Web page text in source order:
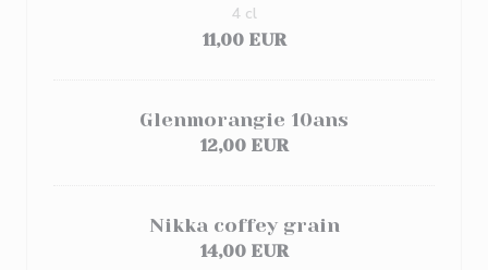
11,00 EUR
4 cl
Glenmorangie 10ans
12,00 EUR
Nikka coffey grain
14,00 EUR